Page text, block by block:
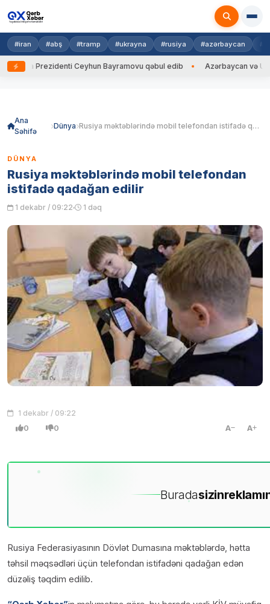
#iran #abş #tramp #ukrayna #rusiya #azərbaycan
Prezidenti Ceyhun Bayramovu qəbul edib Azərbaycan və
Ana
Səhifə
Dünya Rusiya məktəblərində mobil telefondan istifadə qadağan edilir
DÜNYA
Rusiya məktəblərində mobil telefondan
istifadə qadağan edilir
1 dekabr / 09:22 1 dəq
1 dekabr / 09:22
0 0 A A
Buradasizin
Rusiya Federasiyasının Dövlət Dumasına məktəblərdə, hətta
təhsil məqsədləri üçün telefondan istifadəni qadağan edən
düzəliş təqdim edilib.